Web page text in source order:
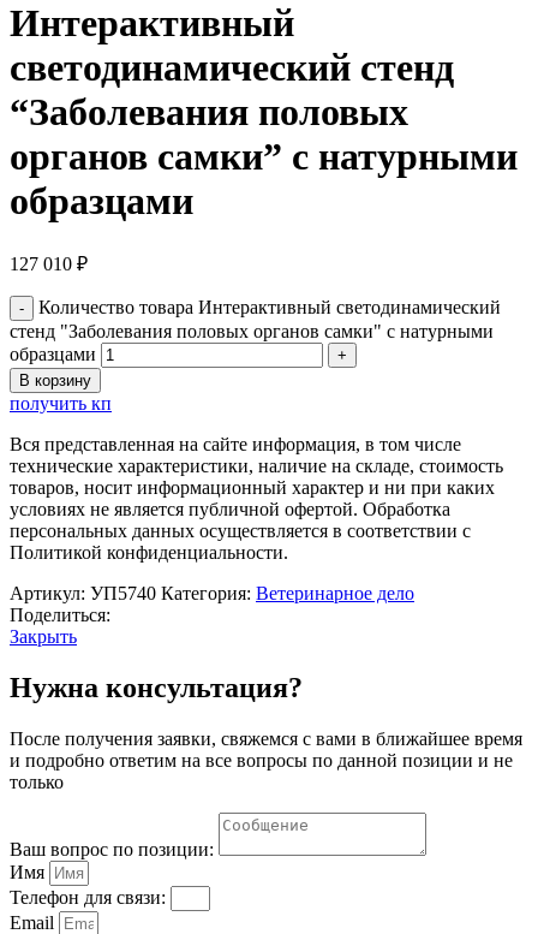
Интерактивный
светодинамический стенд
“Заболевания половых
органов самки” с натурными
образцами
127 010 ₽
Количество товара Интерактивный светодинамический
стенд "Заболевания половых органов самки" с натурными
образцами
В корзину
получить кп
Вся представленная на сайте информация, в том числе
технические характеристики, наличие на складе, стоимость
товаров, носит информационный характер и ни при каких
условиях не является публичной офертой. Обработка
персональных данных осуществляется в соответствии с
Политикой конфиденциальности.
Артикул: УП5740 Категория: Ветеринарное дело
Поделиться:
Закрыть
Нужна консультация?
После получения заявки, свяжемся с вами в ближайшее время
и подробно ответим на все вопросы по данной позиции и не
только
Ваш вопрос по позиции:
Имя
Телефон для связи:
Email